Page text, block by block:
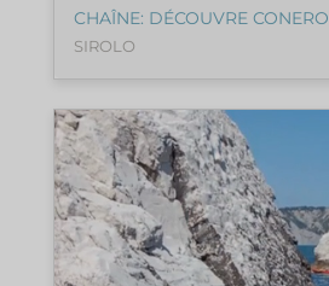
CHAÎNE: DÉCOUVRE CONERO
SIROLO